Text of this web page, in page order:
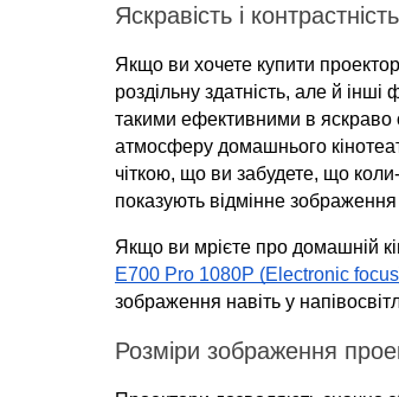
Яскравість і контрастність
Якщо ви хочете купити
роздільну здатність, але й інші
такими ефективними в яскраво
атмосферу домашнього
чіткою, що ви забудете, що
показують відмінне
Якщо ви мрієте про домашній
E700 Pro 1080P (Electronic
зображення навіть у
Розміри зображення